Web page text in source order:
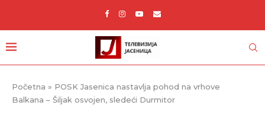
Početna » POSK Jasenica nastavlja pohod na vrhove
Balkana – Šiljak osvojen, sledeći Durmitor